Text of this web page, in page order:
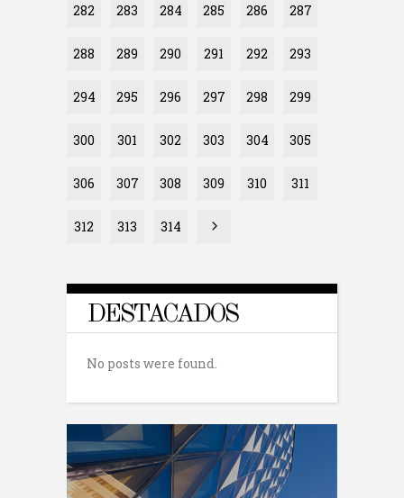
282 283 284 285 286 287
288 289 290 291 292 293
294 295 296 297 298 299
300 301 302 303 304 305
306 307 308 309 310 311
312 313 314
DESTACADOS
No posts were found.